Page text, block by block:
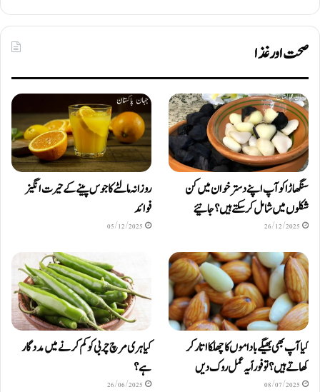
صحت اور غذا
سنگھاڑا کو آپ اپنے دستر خوان میں کن
شکلوں میں شامل کرسکتے ہیں ؟ جانیئے
26/12/2025
روزانہ مالٹے کا جوس پینے کے حیرت انگیز
فوائد
05/12/2025
کیا آپ بھی بھیگے باداموں کا چھلکا اتار کر
کھاتے ہیں؟ تو فوراً یہ عمل روک دیں
08/07/2025
کیا ہری مرچ چربی کو کم کرنے میں مددگار
ہے؟
26/06/2025